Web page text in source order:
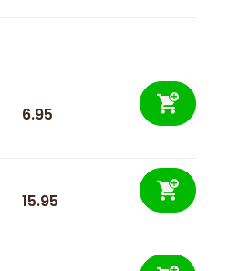
6.95
15.95